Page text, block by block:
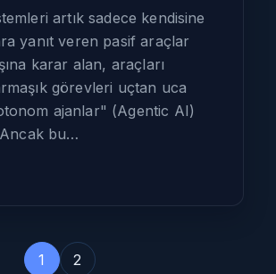
artık sadece kendisine
yanıt veren pasif araçlar
karar alan, araçları
görevleri uçtan uca
ajanlar" (Agentic AI)
bu…
1 2